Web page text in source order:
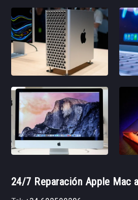
24/7 Reparación Apple Mac